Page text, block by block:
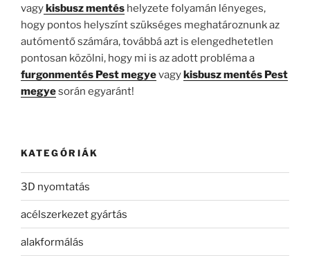
vagykisbusz mentés helyzete folyamán lényeges,
hogy pontos helyszínt szükséges meghatároznunk az
autómentő számára, továbbá azt is elengedhetetlen
pontosan közölni, hogy mi is az adott probléma a
furgonmentés Pest megyevagykisbusz mentés Pest
megyesorán egyaránt!
KATEGÓRIÁK
3D nyomtatás
acélszerkezet gyártás
alakformálás